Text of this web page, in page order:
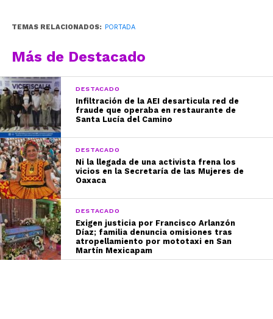
TEMAS RELACIONADOS: PORTADA
Más de Destacado
DESTACADO
Infiltración de la AEI desarticula red de
fraude que operaba en restaurante de
Santa Lucía del Camino
DESTACADO
Ni la llegada de una activista frena los
vicios en la Secretaría de las Mujeres de
Oaxaca
DESTACADO
Exigen justicia por Francisco Arlanzón
Díaz; familia denuncia omisiones tras
atropellamiento por mototaxi en San
Martín Mexicapam